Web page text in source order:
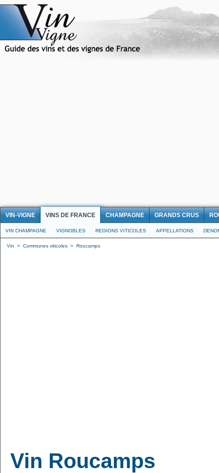
VIN-VIGNE VINS DE FRANCE CHAMPAGNE GRANDS CRUS
VIN CHAMPAGNE VIGNOBLES REGIONS VITICOLES APPELLATIONS
Vin > Communes viticoles > Roucamps
Vin Roucamps